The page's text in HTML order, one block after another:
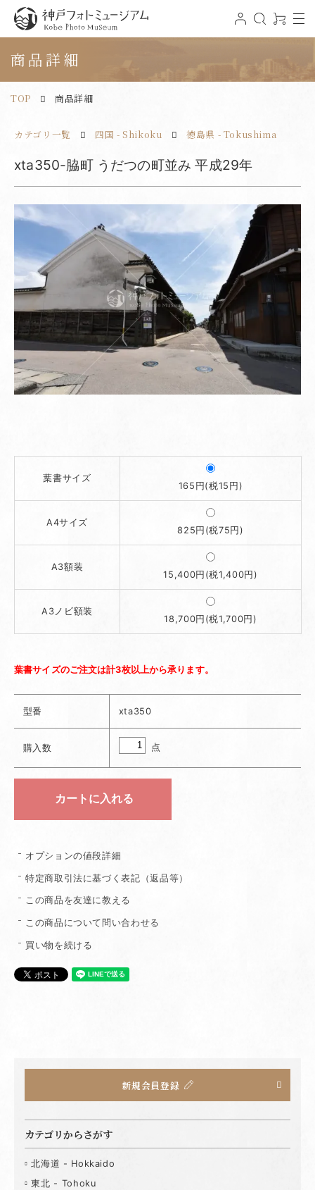
神戸フォトミュージアム
ロ
グ 索
0
ア
t
g
a
商品詳細
TOP 商品詳細
カテゴリ一覧 四国 - Shikoku 徳島県 - Tokushima
xta350-脇町 うだつの町並み 平成29年
葉書サイズ
165円(税15円)
A4サイズ
825円(税75円)
A3額装
15,400円(税1,400円)
A3ノビ額装
18,700円(税1,700円)
葉書サイズのご注文は計3枚以上から承ります。
型番 xta350
購入数 点
オプションの値段詳細
特定商取引法に基づく表記（返品等）
この商品を友達に教える
この商品について問い合わせる
買い物を続ける
新規会員登録
カテゴリからさがす
北海道 - Hokkaido
東北 - Tohoku